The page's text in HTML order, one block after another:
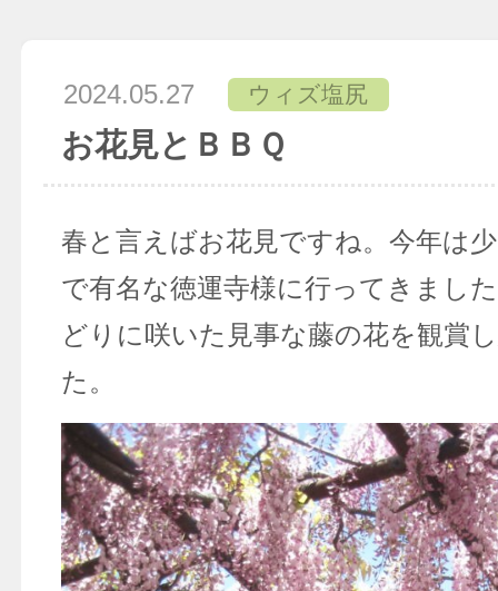
2024.05.27 ウィズ塩尻
お花見とＢＢＱ
春と言えばお花見ですね。今年は
で有名な徳運寺様に行ってきまし
どりに咲いた見事な藤の花を観賞
た。